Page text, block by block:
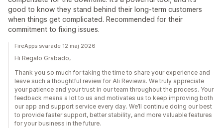
good to know they stand behind their long-term customers
when things get complicated. Recommended for their
commitment to fixing issues.
FireApps svarade 12 maj 2026
Hi Regalo Grabado,
Thank you so much for taking the time to share your experience and
leave such a thoughtful review for Ali Reviews. We truly appreciate
your patience and your trust in our team throughout the process. Your
feedback means a lot to us and motivates us to keep improving both
our app and support service every day. We’ll continue doing our best
to provide faster support, better stability, and more valuable features
for your business in the future.